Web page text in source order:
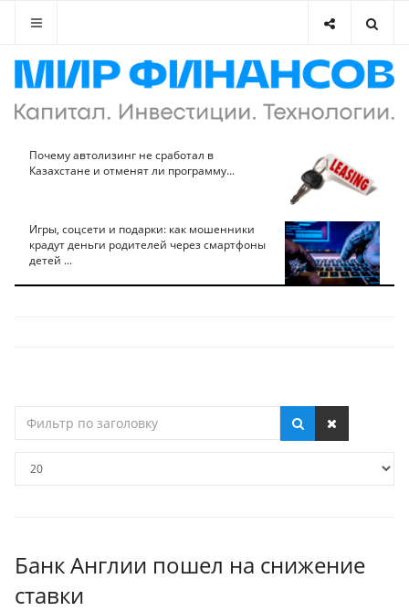
Почему автолизинг не сработал в
Казахстане и отменят ли программу...
Игры, соцсети и подарки: как мошенники
крадут деньги родителей через смартфоны
детей ...
по
Банк Англии пошел на снижение
ставки